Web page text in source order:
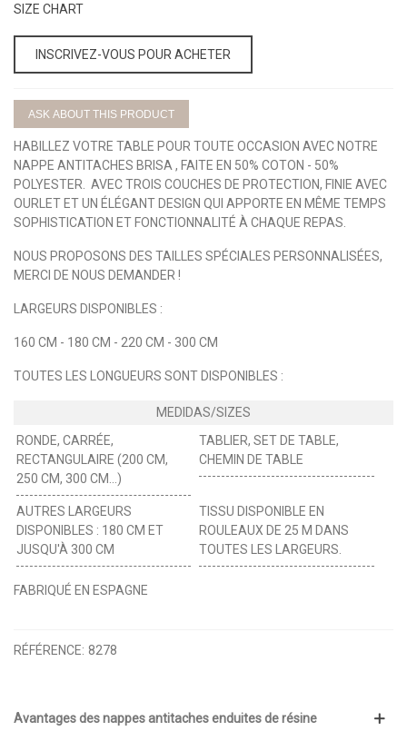
SIZE CHART
INSCRIVEZ-VOUS POUR ACHETER
ASK ABOUT THIS PRODUCT
HABILLEZ VOTRE TABLE POUR TOUTE OCCASION AVEC NOTRE
NAPPE ANTITACHES BRISA , FAITE EN 50% COTON - 50%
POLYESTER. AVEC TROIS COUCHES DE PROTECTION, FINIE AVEC
OURLET ET UN ÉLÉGANT DESIGN QUI APPORTE EN MÊME TEMPS
SOPHISTICATION ET FONCTIONNALITÉ À CHAQUE REPAS.
NOUS PROPOSONS DES TAILLES SPÉCIALES PERSONNALISÉES,
MERCI DE NOUS DEMANDER !
LARGEURS DISPONIBLES :
160 CM - 180 CM - 220 CM - 300 CM
TOUTES LES LONGUEURS SONT DISPONIBLES :
RONDE, CARRÉE,
RECTANGULAIRE (200 CM,
250 CM, 300 CM...)
TABLIER, SET DE TABLE,
CHEMIN DE TABLE
AUTRES LARGEURS
DISPONIBLES : 180 CM ET
JUSQU'À 300 CM
TISSU DISPONIBLE EN
ROULEAUX DE 25 M DANS
TOUTES LES LARGEURS.
FABRIQUÉ EN ESPAGNE
RÉFÉRENCE: 8278
Avantages des nappes antitaches enduites de résine